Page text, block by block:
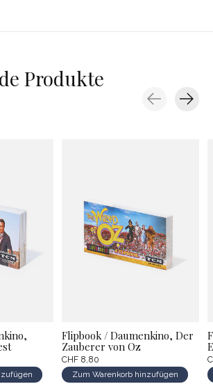
Produkte
Flipbook / Daumenkino, Der
Zauberer von Oz
CHF 8,80
Zum Warenkorb hinzufügen